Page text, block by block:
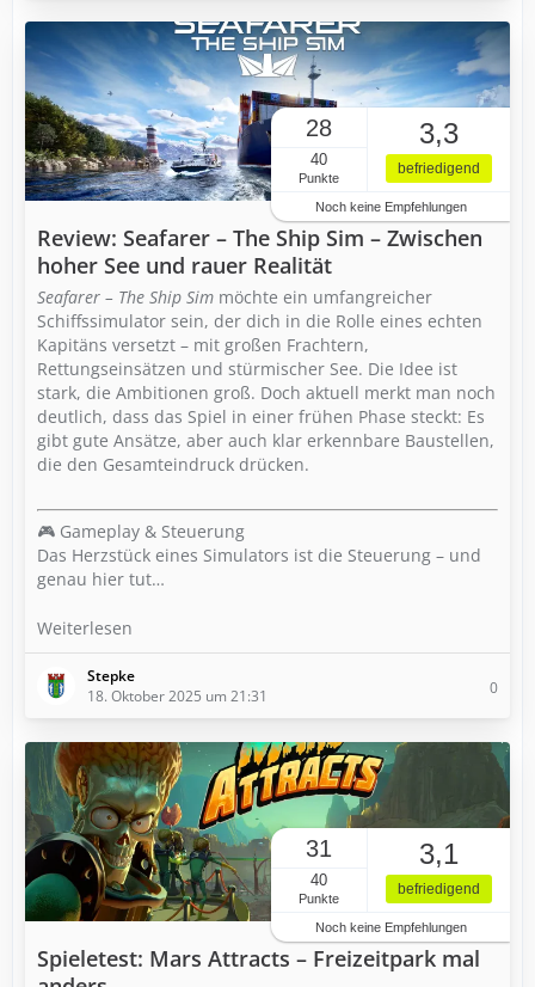
28
40
Punkte
3,3
befriedigend
Noch keine Empfehlungen
Review: Seafarer – The Ship Sim – Zwischen
hoher See und rauer Realität
Seafarer – The Ship Sim möchte ein umfangreicher
Schiffssimulator sein, der dich in die Rolle eines echten
Kapitäns versetzt – mit großen Frachtern,
Rettungseinsätzen und stürmischer See. Die Idee ist
stark, die Ambitionen groß. Doch aktuell merkt man noch
deutlich, dass das Spiel in einer frühen Phase steckt: Es
gibt gute Ansätze, aber auch klar erkennbare Baustellen,
die den Gesamteindruck drücken.
🎮 Gameplay & Steuerung
Das Herzstück eines Simulators ist die Steuerung – und
genau hier tut…
Weiterlesen
Stepke
18. Oktober 2025 um 21:31
0
31
40
Punkte
3,1
befriedigend
Noch keine Empfehlungen
Spieletest: Mars Attracts – Freizeitpark mal